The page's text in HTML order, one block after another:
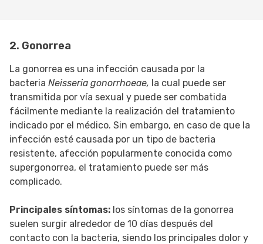
2. Gonorrea
La gonorrea es una infección causada por la
bacteria Neisseria gonorrhoeae, la cual puede ser
transmitida por vía sexual y puede ser combatida
fácilmente mediante la realización del tratamiento
indicado por el médico. Sin embargo, en caso de que la
infección esté causada por un tipo de bacteria
resistente, afección popularmente conocida como
supergonorrea, el tratamiento puede ser más
complicado.
Principales síntomas: los síntomas de la gonorrea
suelen surgir alrededor de 10 días después del
contacto con la bacteria, siendo los principales dolor y